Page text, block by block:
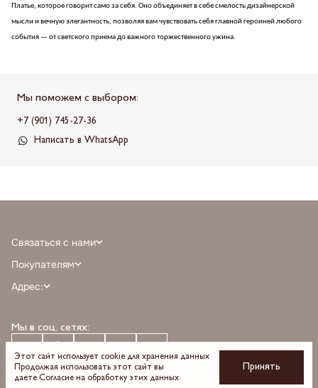
Платье, которое говорит само за себя. Оно объединяет в себе смелость дизайнерской
мысли и вечную элегантность, позволяя вам чувствовать себя главной героиней любого
события — от светского приема до важного торжественного ужина.
Мы поможем с выбором:
+7 (901) 745-27-36
Написать в WhatsApp
Мы в соц. сетях:
Связаться с нами
+7 (968) 388-77-75
Написать в MAX
Покупателям
Личный кабинет
О бренде
Оплата
Доставка
Возврат и обмен
Адрес:
Время работы: пн-вс 10:00 — 22:00
Этот сайт использует cookie для хранения данных
Продолжая использовать этот сайт вы
даете Согласие на обработку этих данных.
Принять